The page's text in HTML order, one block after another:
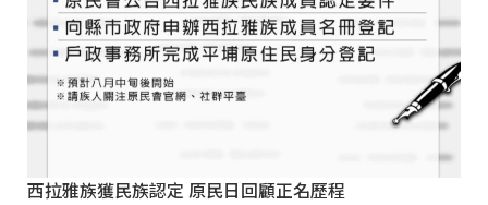
西拉雅族獲民族認定 原民日回顧正名歷程